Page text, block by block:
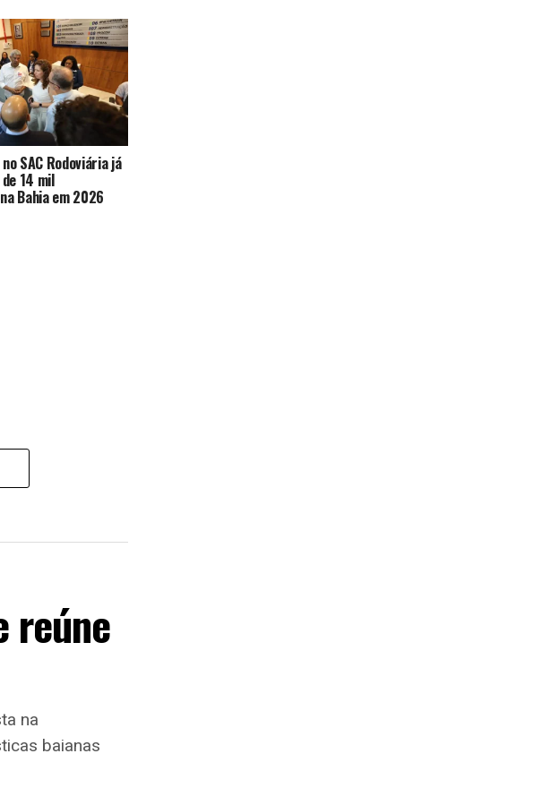
no SAC Rodoviária já
14 mil
Bahia em 2026
reúne
na
baianas